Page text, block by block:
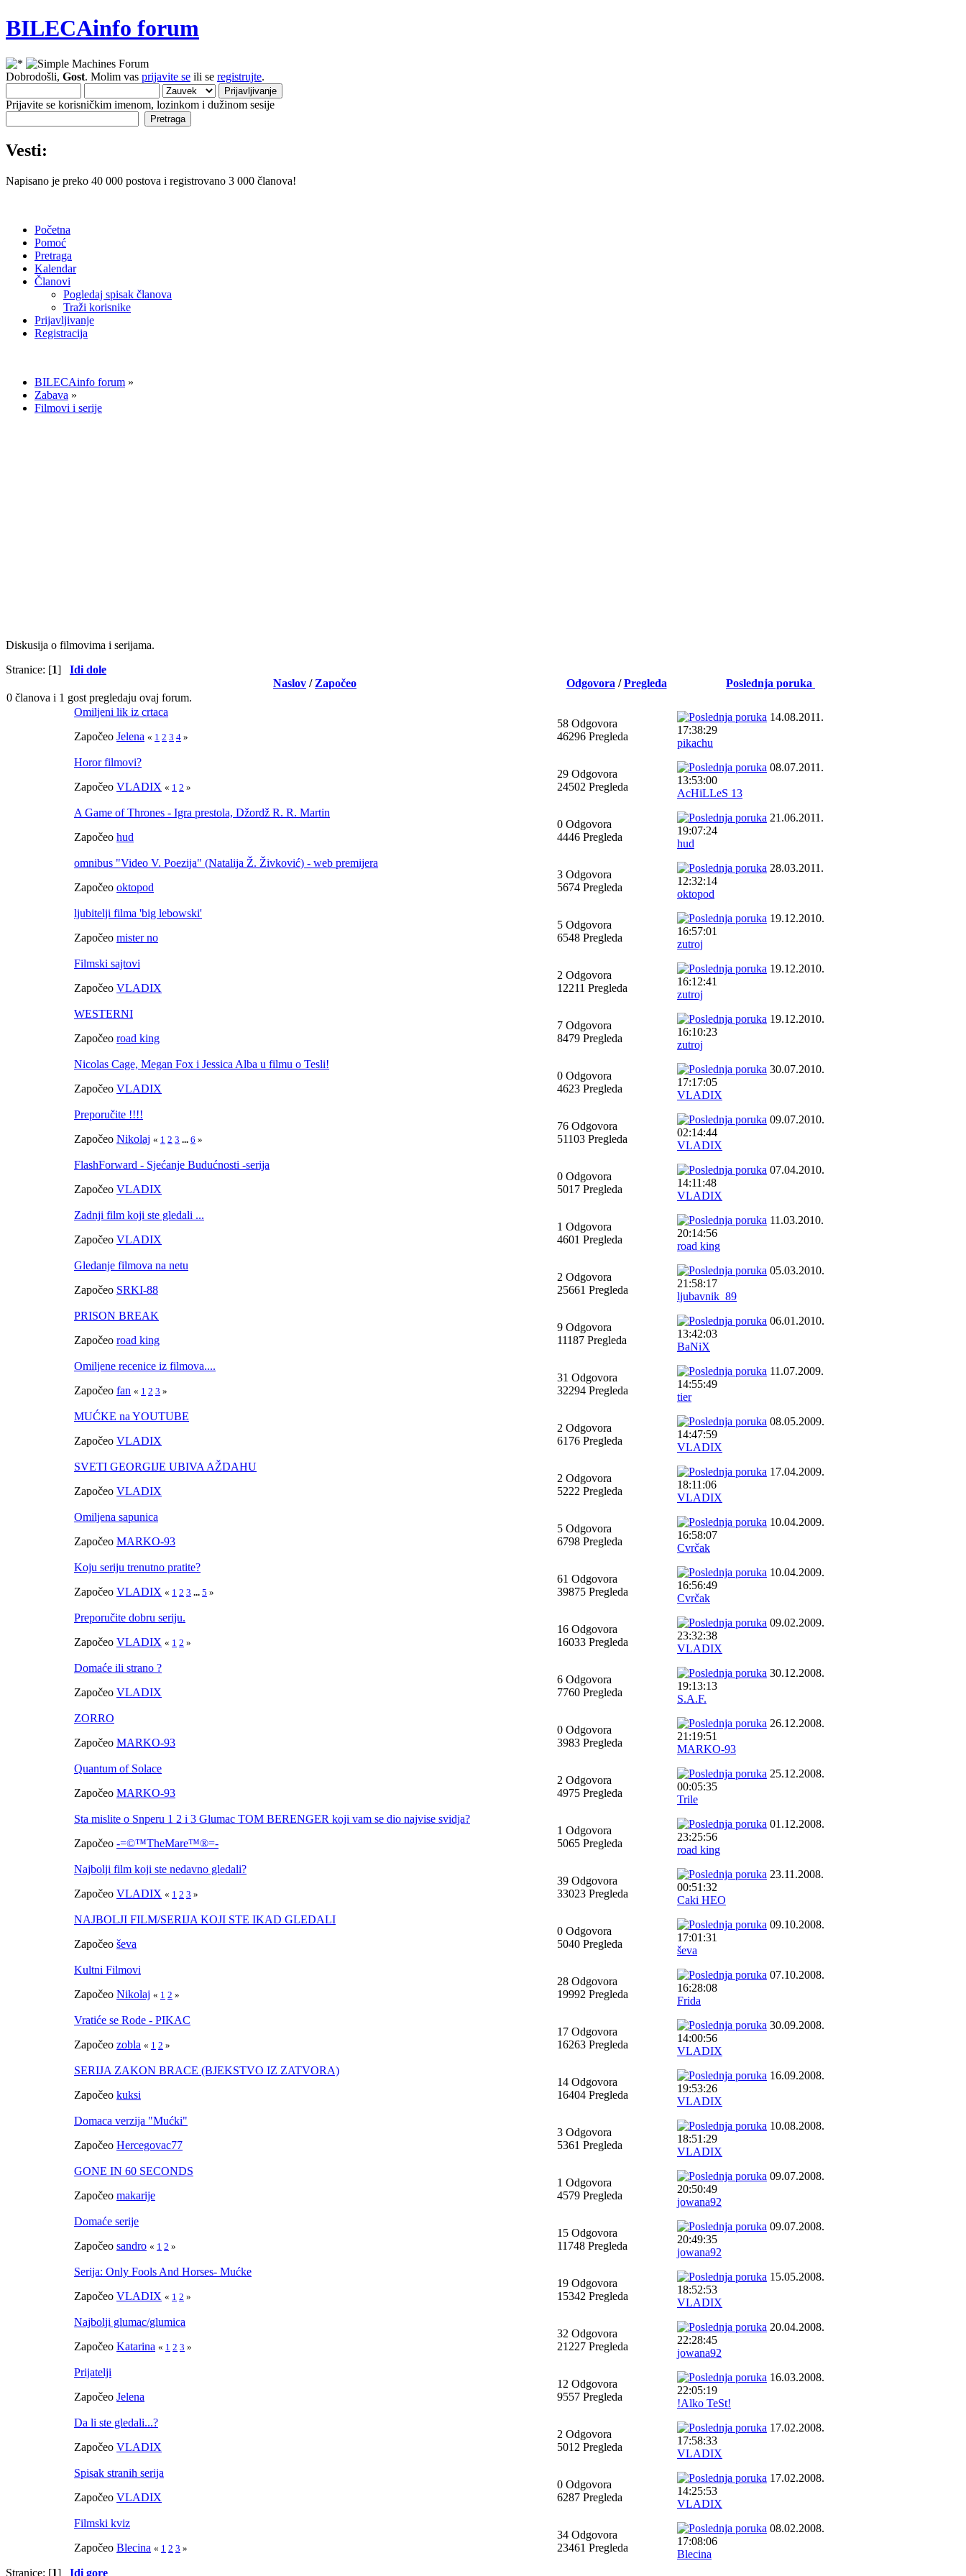
BILECAinfo forum
Dobrodošli, Gost. Molim vas prijavite se ili se registrujte.
Prijavite se korisničkim imenom, lozinkom i dužinom sesije
Vesti:
Napisano je preko 40 000 postova i registrovano 3 000 članova!
Početna
Pomoć
Pretraga
Kalendar
Članovi
Pogledaj spisak članova
Traži korisnike
Prijavljivanje
Registracija
BILECAinfo forum »
Zabava »
Filmovi i serije
Diskusija o filmovima i serijama.
Stranice: [1] Idi dole
Naslov / Započeo Odgovora /Pregleda
Poslednja poruka
0 članova i 1 gost pregledaju ovaj forum.
Omiljeni lik iz crtaca
Započeo Jelena « 1 2 3 4 »
58 Odgovora
46296 Pregleda
14.08.2011.
17:38:29
pikachu
Horor filmovi?
Započeo VLADIX « 1 2 »
29 Odgovora
24502 Pregleda
08.07.2011.
13:53:00
AcHiLLeS 13
A Game of Thrones - Igra prestola, Džordž R. R. Martin
Započeo hud
0 Odgovora
4446 Pregleda
21.06.2011.
19:07:24
hud
omnibus "Video V. Poezija" (Natalija Ž. Živković) - web premijera
Započeo oktopod
3 Odgovora
5674 Pregleda
28.03.2011.
12:32:14
oktopod
ljubitelji filma 'big lebowski'
Započeo mister no
5 Odgovora
6548 Pregleda
19.12.2010.
16:57:01
zutroj
Filmski sajtovi
Započeo VLADIX
2 Odgovora
12211 Pregleda
19.12.2010.
16:12:41
zutroj
WESTERNI
Započeo road king
7 Odgovora
8479 Pregleda
19.12.2010.
16:10:23
zutroj
Nicolas Cage, Megan Fox i Jessica Alba u filmu o Tesli!
Započeo VLADIX
0 Odgovora
4623 Pregleda
30.07.2010.
17:17:05
VLADIX
Preporučite !!!!
Započeo Nikolaj « 1 2 3 ... 6 »
76 Odgovora
51103 Pregleda
09.07.2010.
02:14:44
VLADIX
FlashForward - Sjećanje Budućnosti -serija
Započeo VLADIX
0 Odgovora
5017 Pregleda
07.04.2010.
14:11:48
VLADIX
Zadnji film koji ste gledali ...
Započeo VLADIX
1 Odgovora
4601 Pregleda
11.03.2010.
20:14:56
road king
Gledanje filmova na netu
Započeo SRKI-88
2 Odgovora
25661 Pregleda
05.03.2010.
21:58:17
ljubavnik_89
PRISON BREAK
Započeo road king
9 Odgovora
11187 Pregleda
06.01.2010.
13:42:03
BaNiX
Omiljene recenice iz filmova....
Započeo fan « 1 2 3 »
31 Odgovora
32294 Pregleda
11.07.2009.
14:55:49
tier
MUĆKE na YOUTUBE
Započeo VLADIX
2 Odgovora
6176 Pregleda
08.05.2009.
14:47:59
VLADIX
SVETI GEORGIJE UBIVA AŽDAHU
Započeo VLADIX
2 Odgovora
5222 Pregleda
17.04.2009.
18:11:06
VLADIX
Omiljena sapunica
Započeo MARKO-93
5 Odgovora
6798 Pregleda
10.04.2009.
16:58:07
Cvrčak
Koju seriju trenutno pratite?
Započeo VLADIX « 1 2 3 ... 5 »
61 Odgovora
39875 Pregleda
10.04.2009.
16:56:49
Cvrčak
Preporučite dobru seriju.
Započeo VLADIX « 1 2 »
16 Odgovora
16033 Pregleda
09.02.2009.
23:32:38
VLADIX
Domaće ili strano ?
Započeo VLADIX
6 Odgovora
7760 Pregleda
30.12.2008.
19:13:13
S.A.F.
ZORRO
Započeo MARKO-93
0 Odgovora
3983 Pregleda
26.12.2008.
21:19:51
MARKO-93
Quantum of Solace
Započeo MARKO-93
2 Odgovora
4975 Pregleda
25.12.2008.
00:05:35
Trile
Sta mislite o Snperu 1 2 i 3 Glumac TOM BERENGER koji vam se dio najvise svidja?
Započeo -=©™TheMare™®=-
1 Odgovora
5065 Pregleda
01.12.2008.
23:25:56
road king
Najbolji film koji ste nedavno gledali?
Započeo VLADIX « 1 2 3 »
39 Odgovora
33023 Pregleda
23.11.2008.
00:51:32
Caki HEO
NAJBOLJI FILM/SERIJA KOJI STE IKAD GLEDALI
Započeo ševa
0 Odgovora
5040 Pregleda
09.10.2008.
17:01:31
ševa
Kultni Filmovi
Započeo Nikolaj « 1 2 »
28 Odgovora
19992 Pregleda
07.10.2008.
16:28:08
Frida
Vratiće se Rode - PIKAC
Započeo zobla « 1 2 »
17 Odgovora
16263 Pregleda
30.09.2008.
14:00:56
VLADIX
SERIJA ZAKON BRACE (BJEKSTVO IZ ZATVORA)
Započeo kuksi
14 Odgovora
16404 Pregleda
16.09.2008.
19:53:26
VLADIX
Domaca verzija "Mućki"
Započeo Hercegovac77
3 Odgovora
5361 Pregleda
10.08.2008.
18:51:29
VLADIX
GONE IN 60 SECONDS
Započeo makarije
1 Odgovora
4579 Pregleda
09.07.2008.
20:50:49
jowana92
Domaće serije
Započeo sandro « 1 2 »
15 Odgovora
11748 Pregleda
09.07.2008.
20:49:35
jowana92
Serija: Only Fools And Horses- Mućke
Započeo VLADIX « 1 2 »
19 Odgovora
15342 Pregleda
15.05.2008.
18:52:53
VLADIX
Najbolji glumac/glumica
Započeo Katarina « 1 2 3 »
32 Odgovora
21227 Pregleda
20.04.2008.
22:28:45
jowana92
Prijatelji
Započeo Jelena
12 Odgovora
9557 Pregleda
16.03.2008.
22:05:19
!Alko TeSt!
Da li ste gledali...?
Započeo VLADIX
2 Odgovora
5012 Pregleda
17.02.2008.
17:58:33
VLADIX
Spisak stranih serija
Započeo VLADIX
0 Odgovora
6287 Pregleda
17.02.2008.
14:25:53
VLADIX
Filmski kviz
Započeo Blecina « 1 2 3 »
34 Odgovora
23461 Pregleda
08.02.2008.
17:08:06
Blecina
Stranice: [1] Idi gore